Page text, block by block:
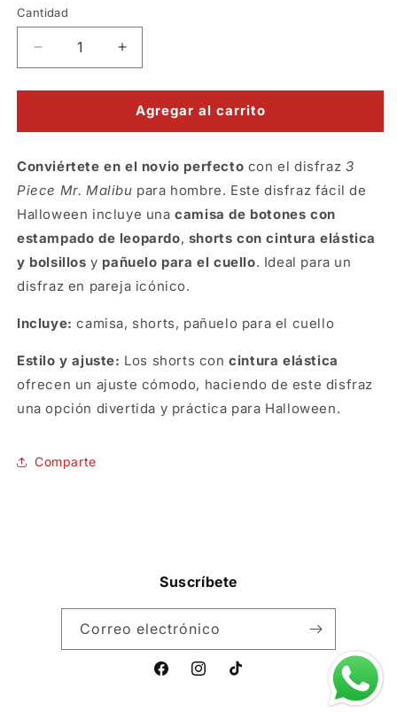
no
disponible
Cantidad
Reducir
cantidad
para
ken
malibu
Aumentar
cantidad
para
Disfraz
ken
malibu
Agregar al carrito
Conviértete en el novio perfecto con el disfraz 3
Piece Mr. Malibu para hombre. Este disfraz fácil de
Halloween incluye unacamisa de botones con
estampado de leopardo, shorts con cintura elástica
y bolsillos y pañuelo para el cuello. Ideal para un
disfraz en pareja icónico.
Incluye: camisa, shorts, pañuelo para el cuello
Estilo y ajuste: Los shorts concintura elástica
ofrecen un ajuste cómodo, haciendo de este disfraz
una opción divertida y práctica para Halloween.
SKU:Comparte
Suscríbete
Correo electrónico
FacebookInstagramTikTok